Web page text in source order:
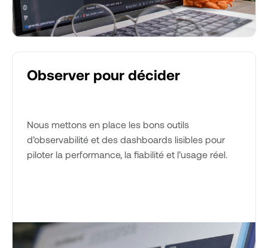
Observer pour décider
Nous mettons en place les bons outils
d’observabilité et des dashboards lisibles pour
piloter la performance, la fiabilité et l’usage réel.